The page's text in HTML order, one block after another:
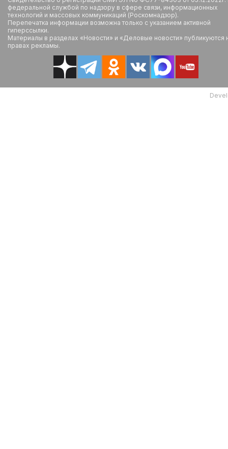
федеральной службой по надзору в сфере связи, информационных
технологий и массовых коммуникаций (Роскомнадзор).
Перепечатка информации возможна только с указанием активной
гиперссылки.
Материалы в разделах «Новости» и «Деловые новости» публикуются
правах рекламы.